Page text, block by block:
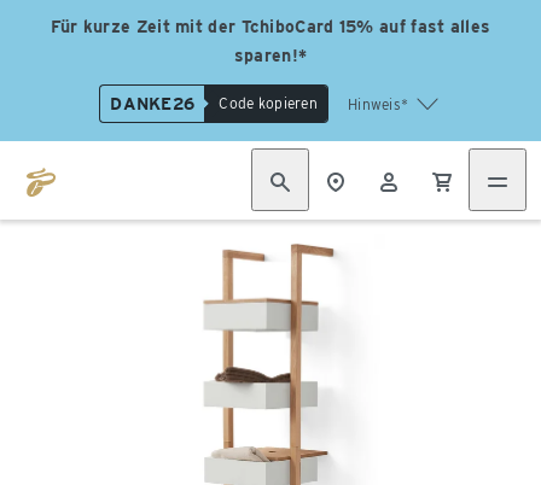
Für kurze Zeit mit der TchiboCard 15% auf fast alles
sparen!*
DANKE26 Code kopieren Hinweis*